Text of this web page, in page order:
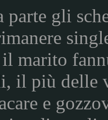
parte gli
marito
il più delle
e